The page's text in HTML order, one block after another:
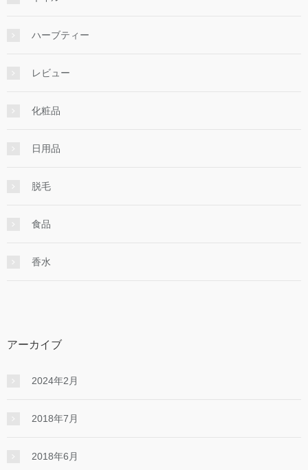
ハーブティー
レビュー
化粧品
日用品
脱毛
食品
香水
アーカイブ
2024年2月
2018年7月
2018年6月